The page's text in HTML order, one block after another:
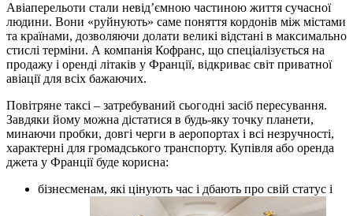
Авіаперельоти стали невід’ємною частиною життя сучасної
людини. Вони «руйнують» саме поняття кордонів між містами
та країнами, дозволяючи долати великі відстані в максимально
стислі терміни. А компанія Кофранс, що спеціалізується на
продажу і оренді літаків у Франції, відкриває світ приватної
авіації для всіх бажаючих.
Повітряне таксі – затребуваний сьогодні засіб пересування.
Завдяки йому можна дістатися в будь-яку точку планети,
минаючи пробки, довгі черги в аеропортах і всі незручності,
характерні для громадського транспорту. Купівля або оренда
джета у Франції буде корисна:
бізнесменам, які цінують час і дбають про свій статус і